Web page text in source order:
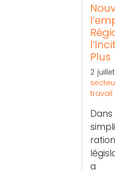
Plus
2
travail
a